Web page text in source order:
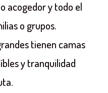
acogedor y todo el
o grupos.
tienen camas
y tranquilidad